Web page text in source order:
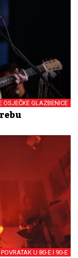
OSJEČKE GLAZBENICE
POVRATAK U 80-E I 90-E